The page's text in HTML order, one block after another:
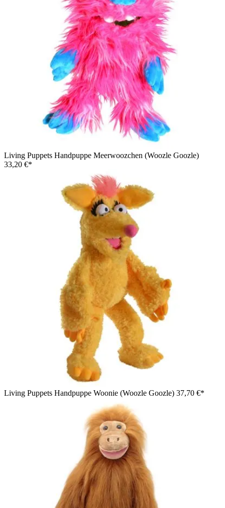
Living Puppets Handpuppe Woozle aus Woozle Goozle,
hellblaues Fellwesen mit rotem Haarschopf, sitzend mit großen
Living Puppets Handpuppe Meerwoozchen (Woozle Goozle)
33,20 €*
Living Puppets Handpuppe Woonie (Woozle Goozle) 37,70 €*